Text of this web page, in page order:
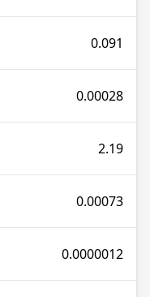
0.091
0.00028
2.19
0.00073
0.0000012